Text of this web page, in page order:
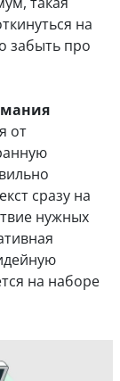
на
забыть про
от
сразу на
нужных
на наборе